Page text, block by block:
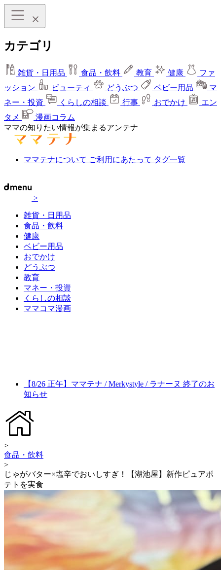
カテゴリ
雑貨・日用品 食品・飲料 教育 健康
ファ
ッション
ビューティ どうぶつ ベビー用品
マ
ネー・投資
くらしの相談 行事 おでかけ
エン
タメ
漫画コラム
ママの知りたい情報が集まるアンテナ
ママテナについて ご利用にあたって タグ一覧
>
雑貨・日用品
食品・飲料
健康
ベビー用品
おでかけ
どうぶつ
教育
マネー・投資
くらしの相談
ママコマ漫画
【8/26 正午】ママテナ / Merkystyle / ラナーヌ 終了のお
知らせ
>
食品・飲料
>
じゃがバター×塩辛でおいしすぎ！【湖池屋】新作ピュアポ
テトを実食